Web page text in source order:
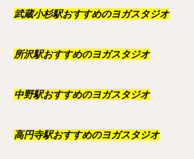
武蔵小杉駅おすすめのヨガスタジオ
所沢駅おすすめのヨガスタジオ
中野駅おすすめのヨガスタジオ
高円寺駅おすすめのヨガスタジオ